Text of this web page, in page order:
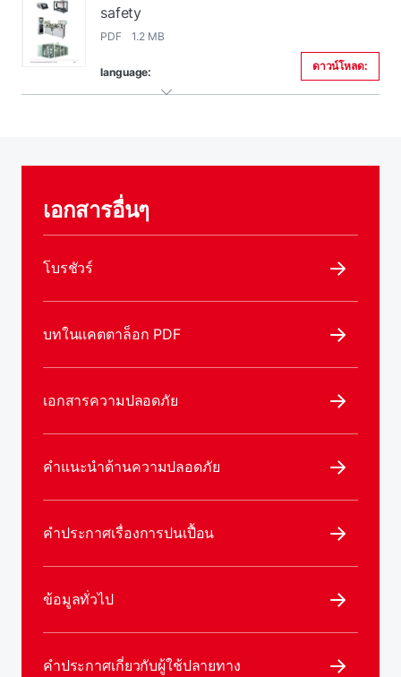
safety
PDF 1.2 MB
language: ดาวน์โหลด:
เอกสารอื่นๆ
โบรชัวร์
บทในแคตตาล็อก PDF
เอกสารความปลอดภัย
คำแนะนำด้านความปลอดภัย
คำประกาศเรื่องการปนเปื้อน
ข้อมูลทั่วไป
คําประกาศเกี่ยวกับผู้ใช้ปลายทาง